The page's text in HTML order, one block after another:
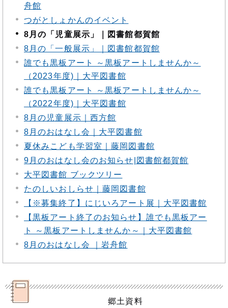
舟館
つがとしょかんのイベント
8月の「児童展示」｜図書館都賀館
8月の「一般展示」｜図書館都賀館
誰でも黒板アート ～黒板アートしませんか～
（2023年度)｜大平図書館
誰でも黒板アート ～黒板アートしませんか～
（2022年度)｜大平図書館
8月の児童展示｜西方館
8月のおはなし会｜大平図書館
夏休みこども学習室｜藤岡図書館
9月のおはなし会のお知らせ|図書館都賀館
大平図書館 ブックツリー
たのしいおしらせ｜藤岡図書館
【※募集終了】にじいろアート展｜大平図書館
【黒板アート終了のお知らせ】誰でも黒板アー
ト ～黒板アートしませんか～｜大平図書館
8月のおはなし会 ｜岩舟館
郷土資料